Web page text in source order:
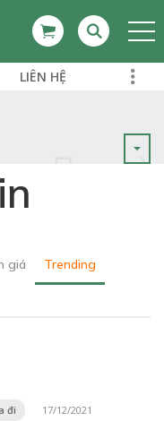
LIÊN HỆ
giá Trending
đi 17/12/2021